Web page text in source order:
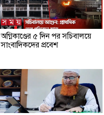
অগ্নিকাণ্ডের ৫ দিন পর সচিবালয়ে
সাংবাদিকদের প্রবেশ